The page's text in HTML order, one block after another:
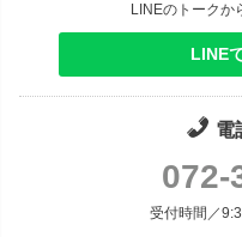
LINEのトークか
LINE
電
072-
受付時間／